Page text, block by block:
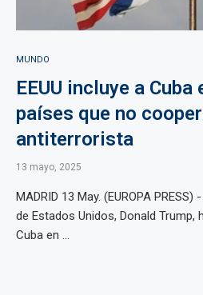
MUNDO
EEUU incluye a
países que no
antiterrorista
13 mayo, 2025
MADRID 13 May. (EUROPA
de Estados Unidos, Donald
Cuba en ...